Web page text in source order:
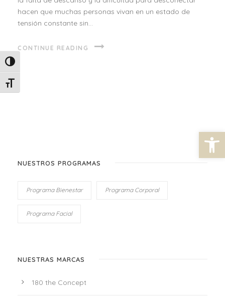
Abrir barra de herramientas
Alternar alto contraste
Alternar tamaño de letra
hacen que muchas personas vivan en un estado de
tensión constante sin...
CONTINUE READING
NUESTROS PROGRAMAS
Programa Bienestar Programa Corporal
Programa Facial
NUESTRAS MARCAS
180 the Concept